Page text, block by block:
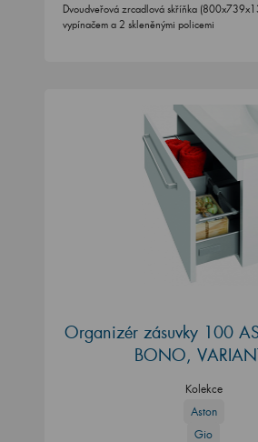
Dvoudveřová zrcadlová skříňka
vypínačem a 2 skleněnými policemi
Organizér zásuvky 100
BONO,
Kolekce
Aston
Gio